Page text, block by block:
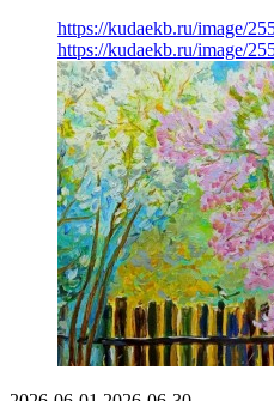
https://kudaekb.ru/image/
https://kudaekb.ru/image/